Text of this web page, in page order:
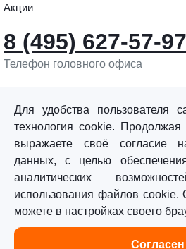
Акции
8 (495) 627-57-97
Телефон головного офиса
©«Sturm!» 2011–2026 ®
Все права защищены.
Для удобства пользователя
технология cookie.
выражаете своё согласие
данных, с целью
аналитических
использования файлов cookie.
можете в настройках своего
Согласен